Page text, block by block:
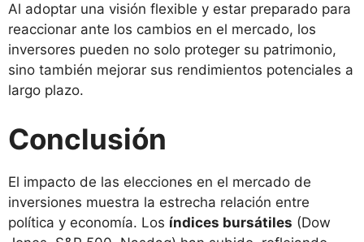
Al adoptar una visión flexible y estar preparado para
reaccionar ante los cambios en el mercado, los
inversores pueden no solo proteger su patrimonio,
sino también mejorar sus rendimientos potenciales a
largo plazo.
Conclusión
El impacto de las elecciones en el mercado de
inversiones muestra la estrecha relación entre
política y economía. Los índices bursátiles (Dow